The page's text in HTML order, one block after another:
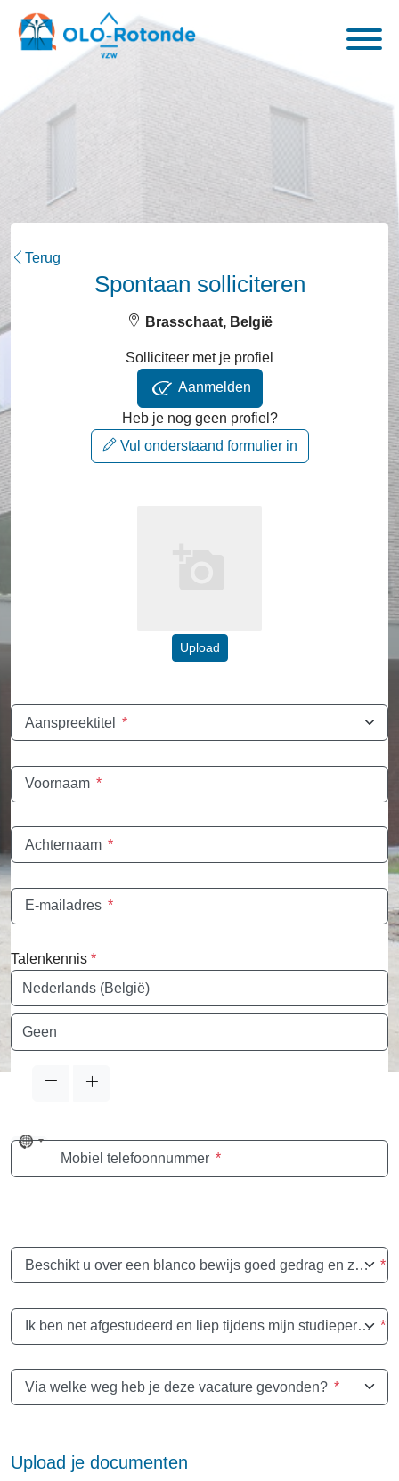
Terug
Spontaan solliciteren
Brasschaat, België
Solliciteer met je profiel
Aanmelden
Heb je nog geen profiel?
Vul onderstaand formulier in
Upload
Aanspreektitel *
Voornaam *
Achternaam *
E-mailadres *
Talenkennis *
Taal
Taal
No
countryMobiel telefoonnummer *
Beschikt u over een blanco bewijs goed gedrag en zeden | model 2 (596.1) *
Ik ben net afgestudeerd en liep tijdens mijn studieperiode reeds stage bij Olo-rotonde VZW? *
Via welke weg heb je deze vacature gevonden? *
Upload je documenten